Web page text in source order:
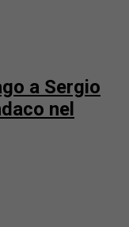
a Sergio
nel